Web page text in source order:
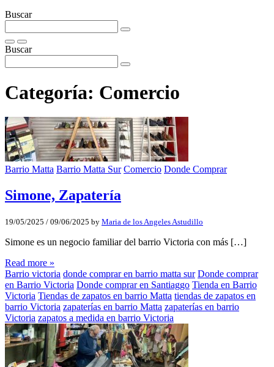
Buscar
Buscar
Categoría: Comercio
Barrio Matta Barrio Matta Sur Comercio Donde Comprar
Simone, Zapatería
19/05/2025 / 09/06/2025 by Maria de los Angeles Astudillo
Simone es un negocio familiar del barrio Victoria con más […]
Read more »
Barrio victoria donde comprar en barrio matta sur Donde comprar
en Barrio Victoria Donde comprar en Santiaggo Tienda en Barrio
Victoria Tiendas de zapatos en barrio Matta tiendas de zapatos en
barrio Victoria zapaterías en barrio Matta zapaterías en barrio
Victoria zapatos a medida en barrio Victoria